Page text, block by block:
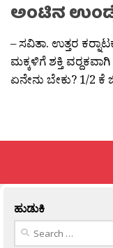
ಅಂಟಿನ
– ಸವಿತಾ. ಉತ್ತರ
ಮಕ್ಕಳಿಗೆ ಶಕ್ತಿ
ಏನೇನು ಬೇಕು? 1/2 ಕೆ
ಹುಡುಕಿ
Search